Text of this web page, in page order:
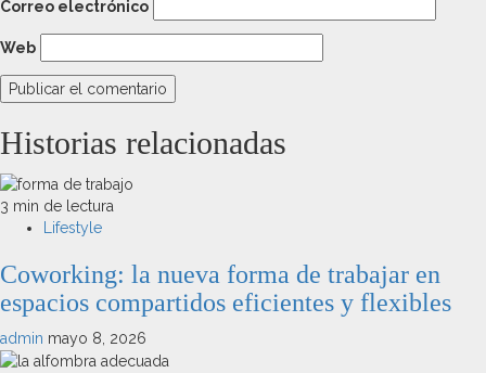
Correo electrónico
Web
Historias relacionadas
3 min de lectura
Lifestyle
Coworking: la nueva forma de trabajar en
espacios compartidos eficientes y flexibles
admin mayo 8, 2026